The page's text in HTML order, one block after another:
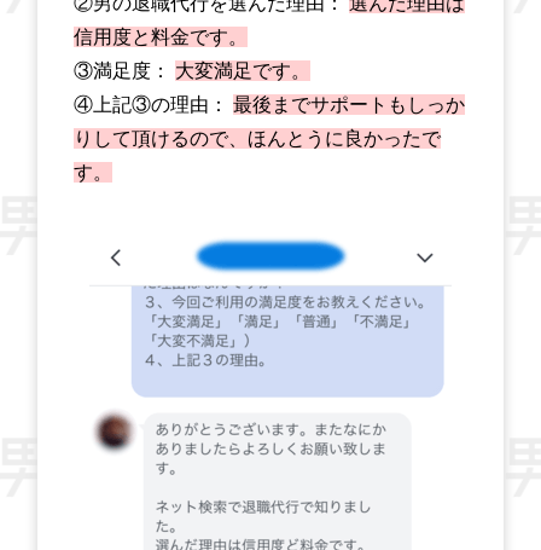
信用度と料金です。
③満足度： 大変満足です。
④上記③の理由：最後までサポートもしっか
りして頂けるので、ほんとうに良かったで
す。